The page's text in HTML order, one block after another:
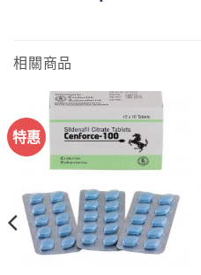
相關商品
特惠